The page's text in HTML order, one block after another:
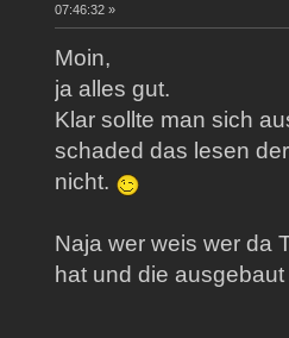
07:46:32 »
Moin,
ja alles gut.
Klar sollte man sich
schaded das lesen
nicht.
Naja wer weis wer da
hat und die